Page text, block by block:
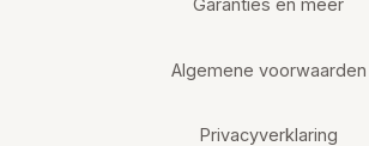
Garanties en meer
Algemene voorwaarden
Privacyverklaring